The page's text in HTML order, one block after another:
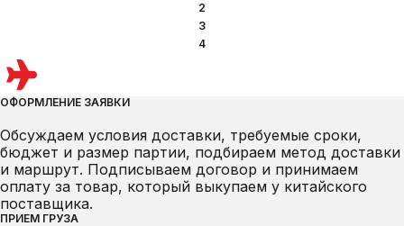
2
3
4
ОФОРМЛЕНИЕ ЗАЯВКИ
Обсуждаем условия доставки, требуемые сроки,
бюджет и размер партии, подбираем метод доставки
и маршрут. Подписываем договор и принимаем
оплату за товар, который выкупаем у китайского
поставщика.
ПРИЕМ ГРУЗА